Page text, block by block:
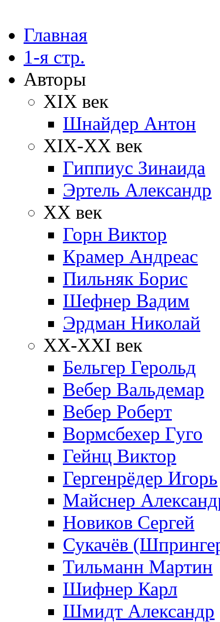
Главная
1-я стр.
Авторы
XIX век
Шнайдер Антон
XIX-XX век
Гиппиус Зинаида
Эртель Александр
XX век
Горн Виктор
Крамер Андреас
Пильняк Борис
Шефнер Вадим
Эрдман Николай
ХХ-XXI век
Бельгер Герольд
Вебер Вальдемар
Вебер Роберт
Вормсбехер Гуго
Гейнц Виктор
Гергенрёдер Игорь
Майснер
Новиков Сергей
Сукачёв
Тильманн Мартин
Шифнер Карл
Шмидт Александр